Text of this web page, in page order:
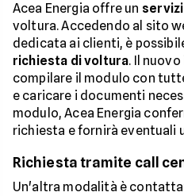
Acea Energia offre un
voltura. Accedendo al sito
dedicata ai clienti, è
richiesta di voltura. Il
compilare il modulo con
e caricare i documenti
modulo, Acea Energia
richiesta e fornirà eventuali
Richiesta tramite call
Un'altra modalità è